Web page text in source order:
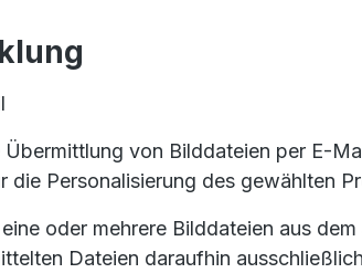
von Bilddateien per E-
Personalisierung des gewählten
oder mehrere Bilddateien aus
Dateien daraufhin